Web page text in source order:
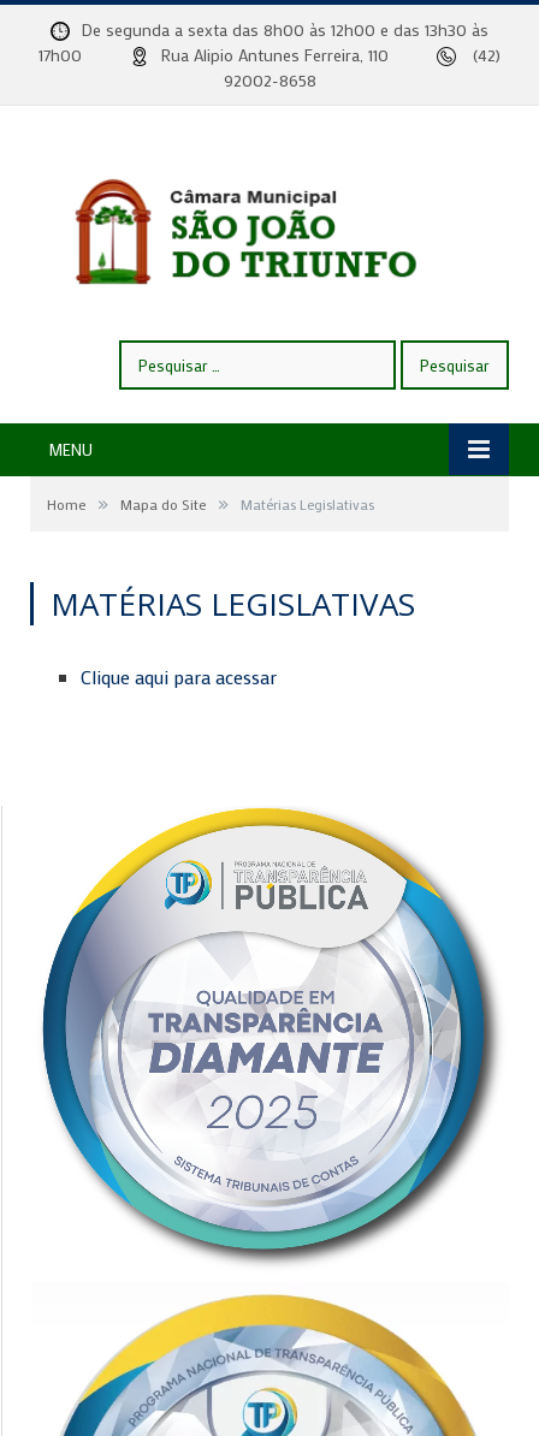
De segunda a sexta das 8h00 às 12h00 e das 13h30 às
17h00
Rua Alipio Antunes Ferreira, 110
(42)
92002-8658
por:
MENU
Home » Mapa do Site » Matérias Legislativas
MATÉRIAS LEGISLATIVAS
Clique aqui para acessar